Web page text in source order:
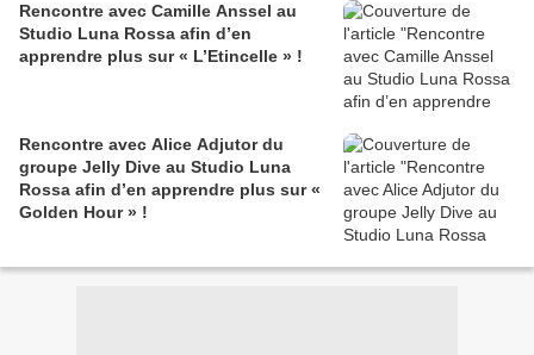
Rencontre avec Camille Anssel au
Studio Luna Rossa afin d’en
apprendre plus sur « L’Etincelle » !
Rencontre avec Alice Adjutor du
groupe Jelly Dive au Studio Luna
Rossa afin d’en apprendre plus sur «
Golden Hour » !